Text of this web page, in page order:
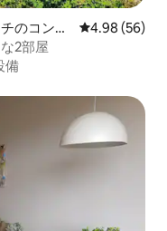
のコンド
レビュー56
4.98 (56)
2部屋
備